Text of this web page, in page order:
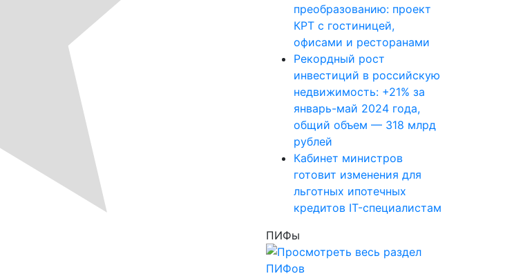
преобразованию: проект
КРТ с гостиницей,
офисами и ресторанами
Рекордный рост
инвестиций в российскую
недвижимость: +21% за
январь-май 2024 года,
общий объем — 318 млрд
рублей
Кабинет министров
готовит изменения для
льготных ипотечных
кредитов IT-специалистам
ПИФы